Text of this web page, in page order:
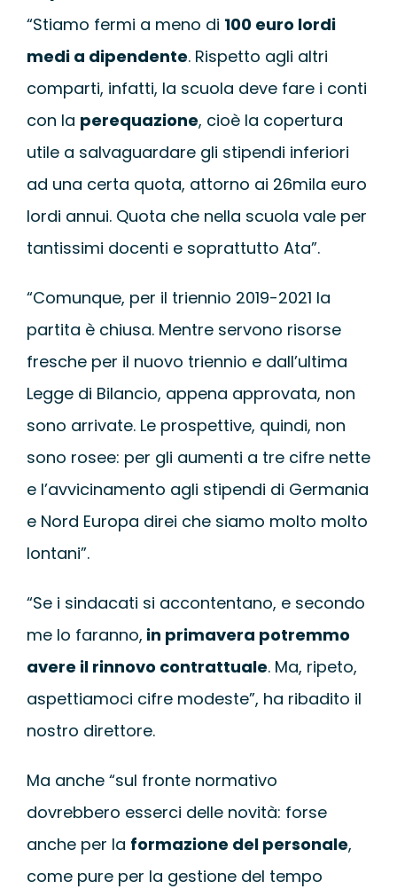
“Stiamo fermi a meno di 100 euro lordi
medi a dipendente. Rispetto agli altri
comparti, infatti, la scuola deve fare i conti
con la perequazione, cioè la copertura
utile a salvaguardare gli stipendi inferiori
ad una certa quota, attorno ai 26mila euro
lordi annui. Quota che nella scuola vale per
tantissimi docenti e soprattutto Ata”.
“Comunque, per il triennio 2019-2021 la
partita è chiusa. Mentre servono risorse
fresche per il nuovo triennio e dall’ultima
Legge di Bilancio, appena approvata, non
sono arrivate. Le prospettive, quindi, non
sono rosee: per gli aumenti a tre cifre nette
e l’avvicinamento agli stipendi di Germania
e Nord Europa direi che siamo molto molto
lontani”.
“Se i sindacati si accontentano, e secondo
me lo faranno, in primavera potremmo
avere il rinnovo contrattuale. Ma, ripeto,
aspettiamoci cifre modeste”, ha ribadito il
nostro direttore.
Ma anche “sul fronte normativo
dovrebbero esserci delle novità: forse
anche per la formazione del personale,
come pure per la gestione del tempo